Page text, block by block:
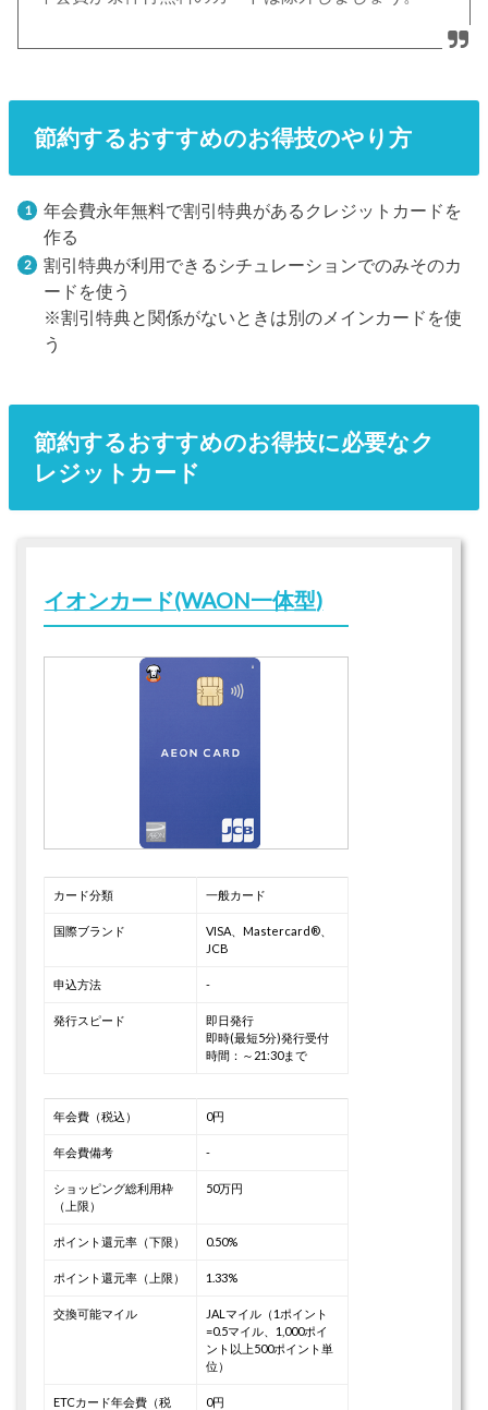
節約するおすすめのお得技のやり方
年会費永年無料で割引特典があるクレジットカードを
作る
割引特典が利用できるシチュレーションでのみそのカ
ードを使う
※割引特典と関係がないときは別のメインカードを使
う
節約するおすすめのお得技に必要なク
レジットカード
イオンカード(WAON一体型)
カード分類 一般カード
国際ブランド
VISA、Mastercard®、
JCB
申込方法 -
発行スピード
即日発行
即時(最短5分)発行受付
時間：～21:30まで
年会費（税込） 0円
年会費備考 -
ショッピング総利用枠
（上限）
50万円
ポイント還元率（下限） 0.50%
ポイント還元率（上限） 1.33%
交換可能マイル
JALマイル（1ポイント
=0.5マイル、1,000ポイ
ント以上500ポイント単
位）
ETCカード年会費（税
0円